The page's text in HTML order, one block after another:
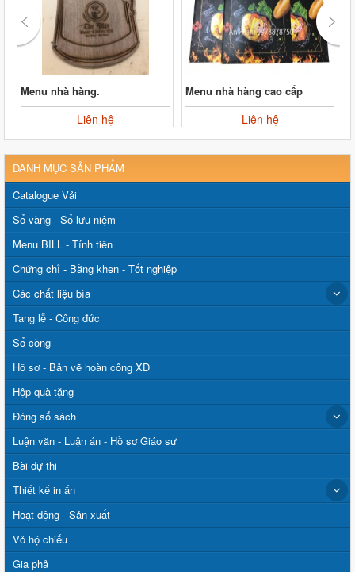
Menu nhà hàng.
Liên hệ
Menu nhà hàng cao cấp
Liên hệ
DANH MỤC SẢN PHẨM
Catalogue Vải
Sổ vàng - Sổ lưu niệm
Menu BILL - Tính tiền
Chứng chỉ - Bằng khen - Tốt nghiệp
Các chất liệu bìa
Tang lễ - Công đức
Sổ còng
Hồ sơ - Bản vẽ hoàn công XD
Hộp quà tặng
Đóng sổ sách
Luận văn - Luận án - Hồ sơ Giáo sư
Bài dự thi
Thiết kế in ấn
Hoạt động - Sản xuất
Vỏ hộ chiếu
Gia phả